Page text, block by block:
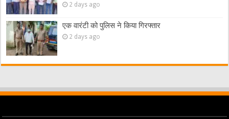
2 days ago
एक वारंटी को पुलिस ने किया गिरफ्तार
2 days ago